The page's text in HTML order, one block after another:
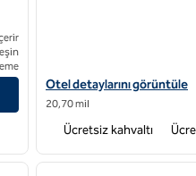
Hampton Inn Oakhurst-
Otel detaylarını görüntüle
20,70 mil
Ücretsiz kahvaltı
sonraki görsel
1 / 12